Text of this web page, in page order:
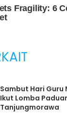
Sambut Hari Guru
Ikut Lomba
Tanjungmorawa